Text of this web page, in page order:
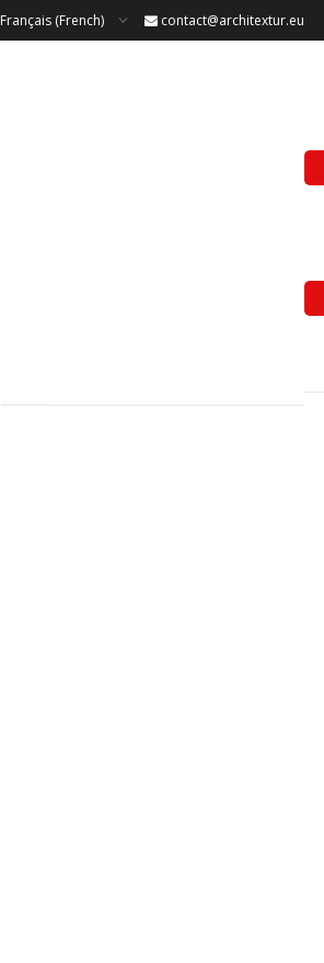
contact@architextur.eu
Français (French)